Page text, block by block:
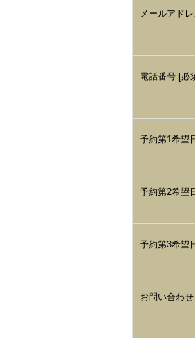
メールアド
電話番号 [必
予約第1希望
予約第2希望
予約第3希望
お問い合わ